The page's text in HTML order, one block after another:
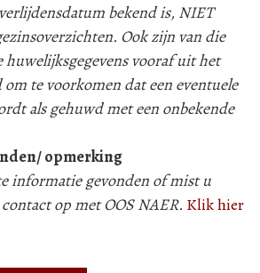
bekend is, NIET
Ook zijn van die
huwelijksgegevens vooraf uit het
te voorkomen dat een eventuele
als gehuwd met een onbekende
opmerking
informatie gevonden of mist u
op met OOS NAER. Klik hier